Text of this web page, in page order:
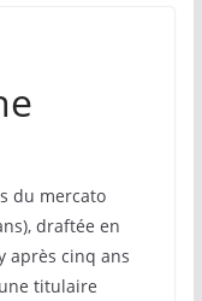
du mercato
draftée en
après cinq ans
titulaire